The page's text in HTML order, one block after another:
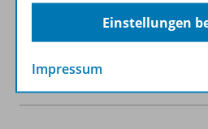
Beschreibung
Weitere Inhalte der
Einstellungen
Impressum